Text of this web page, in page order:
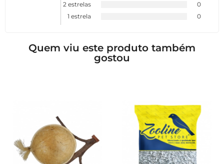
2 estrelas
0
1 estrela
0
Quem viu este produto também
gostou